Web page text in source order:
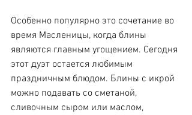
Особенно популярно это сочетание во
время Масленицы, когда блины
являются главным угощением. Сегодня
этот дуэт остается любимым
праздничным блюдом. Блины с икрой
можно подавать со сметаной,
сливочным сыром или маслом,